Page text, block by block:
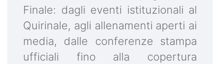
Finale: dagli eventi istituzionali al
Quirinale, agli allenamenti aperti ai
media, dalle conferenze stampa
ufficiali fino alla copertura